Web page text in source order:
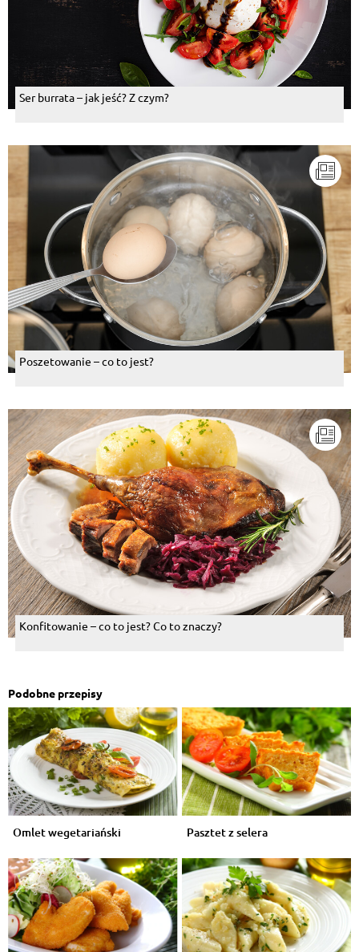
Ser burrata – jak jeść? Z czym?
Poszetowanie – co to jest?
Konfitowanie – co to jest? Co to znaczy?
Podobne przepisy
Omlet wegetariański Pasztet z selera